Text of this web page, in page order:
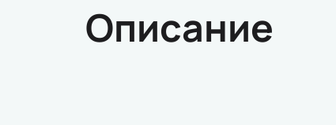
Описание